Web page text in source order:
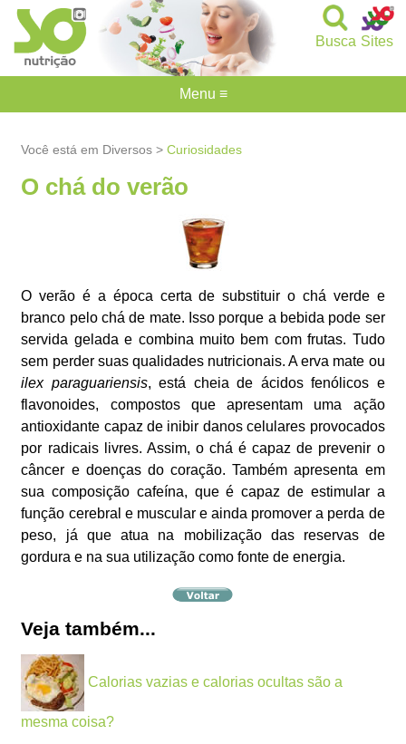
Sites
Busca
Você está em Diversos >Curiosidades
O chá do verão
O verão é a época certa de substituir o chá verde e
branco pelo chá de mate. Isso porque a bebida pode ser
servida gelada e combina muito bem com frutas. Tudo
sem perder suas qualidades nutricionais. A erva mate ou
ilex paraguariensis, está cheia de ácidos fenólicos e
flavonoides, compostos que apresentam uma ação
antioxidante capaz de inibir danos celulares provocados
por radicais livres. Assim, o chá é capaz de prevenir o
câncer e doenças do coração. Também apresenta em
sua composição cafeína, que é capaz de estimular a
função cerebral e muscular e ainda promover a perda de
peso, já que atua na mobilização das reservas de
gordura e na sua utilização como fonte de energia.
Veja também...
Calorias vazias e calorias ocultas são a
mesma coisa?